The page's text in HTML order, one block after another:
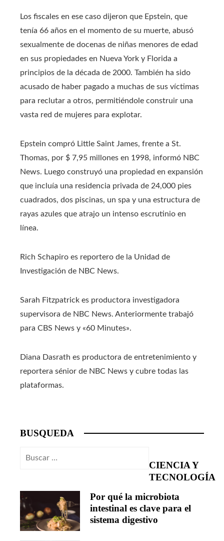
Los fiscales en ese caso dijeron que Epstein, que
tenía 66 años en el momento de su muerte, abusó
sexualmente de docenas de niñas menores de edad
en sus propiedades en Nueva York y Florida a
principios de la década de 2000. También ha sido
acusado de haber pagado a muchas de sus víctimas
para reclutar a otros, permitiéndole construir una
vasta red de mujeres para explotar.
Epstein compró Little Saint James, frente a St.
Thomas, por $ 7,95 millones en 1998, informó NBC
News. Luego construyó una propiedad en expansión
que incluía una residencia privada de 24,000 pies
cuadrados, dos piscinas, un spa y una estructura de
rayas azules que atrajo un intenso escrutinio en
línea.
Rich Schapiro es reportero de la Unidad de
Investigación de NBC News.
Sarah Fitzpatrick es productora investigadora
supervisora ​​de NBC News. Anteriormente trabajó
para CBS News y «60 Minutes».
Diana Dasrath es productora de entretenimiento y
reportera sénior de NBC News y cubre todas las
plataformas.
BUSQUEDA
Buscar:
CIENCIA Y
TECNOLOGÍA
Por qué la microbiota
intestinal es clave para el
sistema digestivo